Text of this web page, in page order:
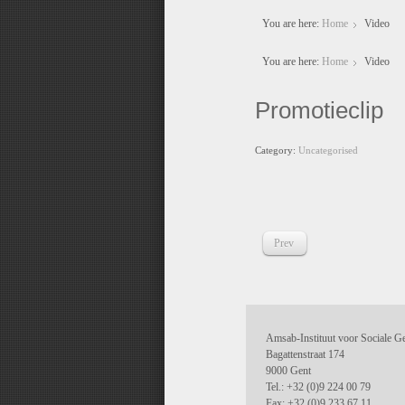
You are here: Home Video
You are here: Home Video
Promotieclip
Category: Uncategorised
Prev
Amsab-Instituut voor Sociale
Bagattenstraat 174
9000 Gent
Tel.: +32 (0)9 224 00 79